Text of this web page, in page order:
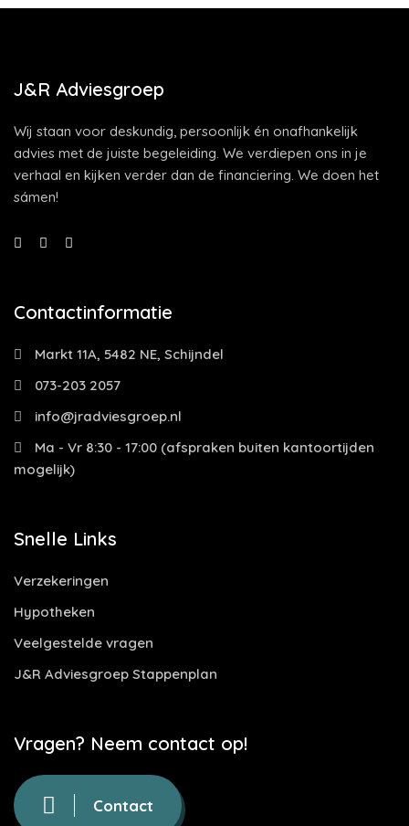
J&R Adviesgroep
Wij staan voor deskundig, persoonlijk én onafhankelijk
advies met de juiste begeleiding. We verdiepen ons in je
verhaal en kijken verder dan de financiering. We doen het
sámen!
Contactinformatie
Markt 11A, 5482 NE, Schijndel
073-203 2057
info@jradviesgroep.nl
Ma - Vr 8:30 - 17:00 (afspraken buiten kantoortijden
mogelijk)
Snelle Links
Verzekeringen
Hypotheken
Veelgestelde vragen
J&R Adviesgroep Stappenplan
Vragen? Neem contact op!
Contact